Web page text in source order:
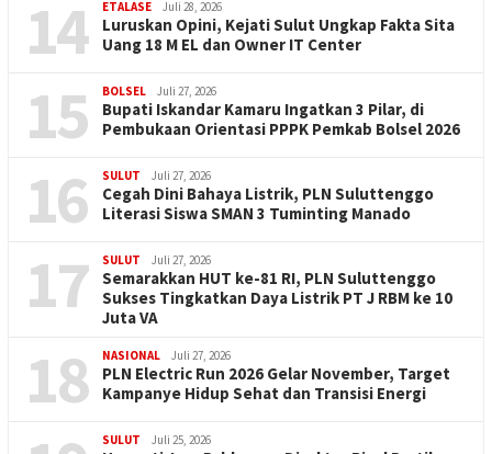
14 ETALASE Juli 28, 2026
Luruskan Opini, Kejati Sulut Ungkap Fakta Sita
Uang 18 M EL dan Owner IT Center
15 BOLSEL Juli 27, 2026
Bupati Iskandar Kamaru Ingatkan 3 Pilar, di
Pembukaan Orientasi PPPK Pemkab Bolsel 2026
16 SULUT Juli 27, 2026
Cegah Dini Bahaya Listrik, PLN Suluttenggo
Literasi Siswa SMAN 3 Tuminting Manado
17 SULUT Juli 27, 2026
Semarakkan HUT ke-81 RI, PLN Suluttenggo
Sukses Tingkatkan Daya Listrik PT J RBM ke 10
Juta VA
18 NASIONAL Juli 27, 2026
PLN Electric Run 2026 Gelar November, Target
Kampanye Hidup Sehat dan Transisi Energi
SULUT Juli 25, 2026